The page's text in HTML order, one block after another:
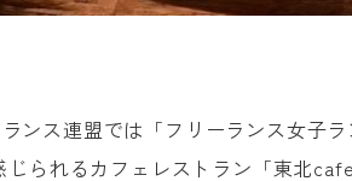
ンス連盟では「フリーランス女子
られるカフェレストラン「東北